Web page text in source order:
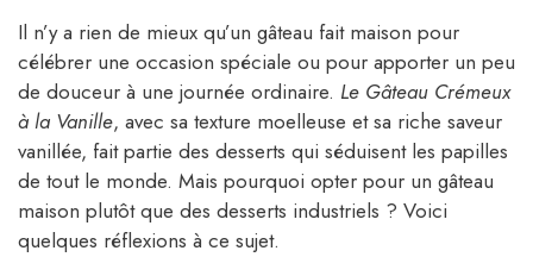
Il n’y a rien de mieux qu’un gâteau fait maison pour
célébrer une occasion spéciale ou pour apporter un peu
de douceur à une journée ordinaire. Le Gâteau Crémeux
à la Vanille, avec sa texture moelleuse et sa riche saveur
vanillée, fait partie des desserts qui séduisent les papilles
de tout le monde. Mais pourquoi opter pour un gâteau
maison plutôt que des desserts industriels ? Voici
quelques réflexions à ce sujet.